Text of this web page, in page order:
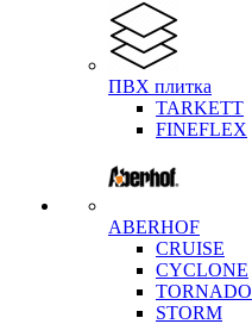
ПВХ плитка
TARKETT
FINEFLEX
ABERHOF
CRUISE
CYCLONE
TORNADO
STORM